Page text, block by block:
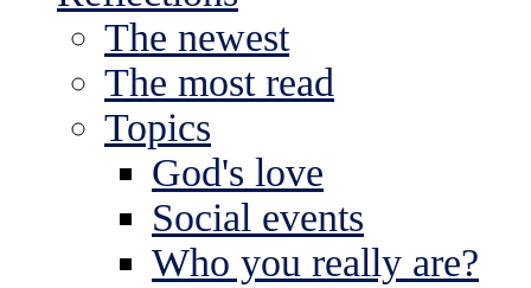
The newest
The most read
Topics
God's love
Social events
Who you really are?